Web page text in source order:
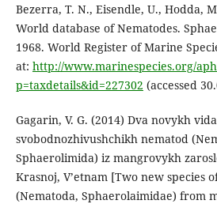
Bezerra, T. N., Eisendle, U., Hodda,
World database of Nematodes.
1968. World Register of Marine
at: http://www.marinespecies.org/
p=taxdetails&id=227302 (accessed
Gagarin, V. G. (2014) Dva novykh vida
svobodnozhivushchikh nematod
Sphaerolimida) iz mangrovykh
Krasnoj, V’etnam [Two new species
(Nematoda, Sphaerolaimidae) from